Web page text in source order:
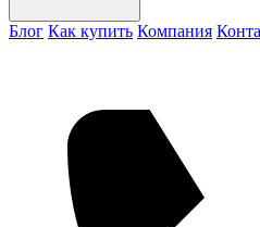
Блог Как купить Компания